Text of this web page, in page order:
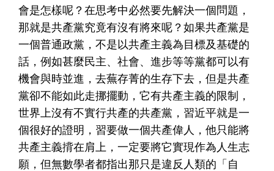
會是怎樣呢？在思考中必然要先解決一個問題，
那就是共產黨究竟有沒有將來呢？如果共產黨是
一個普通政黨，不是以共產主義為目標及基礎的
話，例如甚麼民主、社會、進步等等黨都可以有
機會與時並進，去蕪存菁的生存下去，但是共產
黨卻不能如此走挪擺動，它有共產主義的限制，
世界上沒有不實行共產的共產黨，習近平就是一
個很好的證明，習要做一個共產偉人，他只能將
共產主義揹在肩上，一定要將它實現作為人生志
願，但無數學者都指出那只是違反人類的「自